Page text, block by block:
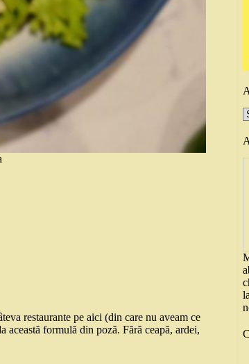
restaurante pe aici (din care nu aveam ce
această formulă din poză. Fără ceapă, ardei,